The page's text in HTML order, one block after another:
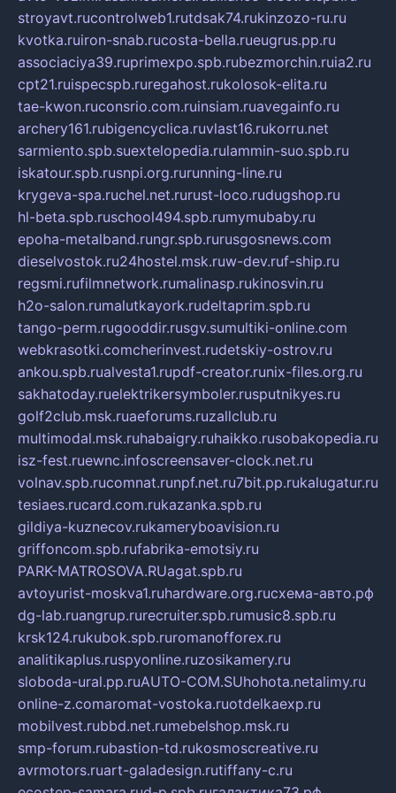
stroyavt.rucontrolweb1.rutdsak74.rukinzozo-ru.ru
kvotka.ruiron-snab.rucosta-bella.rueugrus.pp.ru
associaciya39.ruprimexpo.spb.rubezmorchin.ruia2.ru
cpt21.ruispecspb.ruregahost.rukolosok-elita.ru
tae-kwon.ruconsrio.com.ruinsiam.ruavegainfo.ru
archery161.rubigencyclica.ruvlast16.rukorru.net
sarmiento.spb.suextelopedia.rulammin-suo.spb.ru
iskatour.spb.rusnpi.org.rurunning-line.ru
krygeva-spa.ruchel.net.rurust-loco.rudugshop.ru
hl-beta.spb.ruschool494.spb.rumymubaby.ru
epoha-metalband.rungr.spb.rurusgosnews.com
dieselvostok.ru24hostel.msk.ruw-dev.ruf-ship.ru
regsmi.rufilmnetwork.rumalinasp.rukinosvin.ru
h2o-salon.rumalutkayork.rudeltaprim.spb.ru
tango-perm.rugooddir.rusgv.sumultiki-online.com
webkrasotki.comcherinvest.rudetskiy-ostrov.ru
ankou.spb.rualvesta1.rupdf-creator.runix-files.org.ru
sakhatoday.ruelektrikersymboler.rusputnikyes.ru
golf2club.msk.ruaeforums.ruzallclub.ru
multimodal.msk.ruhabaigry.ruhaikko.rusobakopedia.ru
isz-fest.ruewnc.infoscreensaver-clock.net.ru
volnav.spb.rucomnat.runpf.net.ru7bit.pp.rukalugatur.ru
tesiaes.rucard.com.rukazanka.spb.ru
gildiya-kuznecov.rukameryboavision.ru
griffoncom.spb.rufabrika-emotsiy.ru
PARK-MATROSOVA.RUagat.spb.ru
avtoyurist-moskva1.ruhardware.org.ruсхема-авто.рф
dg-lab.ruangrup.rurecruiter.spb.rumusic8.spb.ru
krsk124.rukubok.spb.ruromanofforex.ru
analitikaplus.ruspyonline.ruzosikamery.ru
sloboda-ural.pp.ruAUTO-COM.SUhohota.netalimy.ru
online-z.comaromat-vostoka.ruotdelkaexp.ru
mobilvest.rubbd.net.rumebelshop.msk.ru
smp-forum.rubastion-td.rukosmoscreative.ru
avrmotors.ruart-galadesign.rutiffany-c.ru